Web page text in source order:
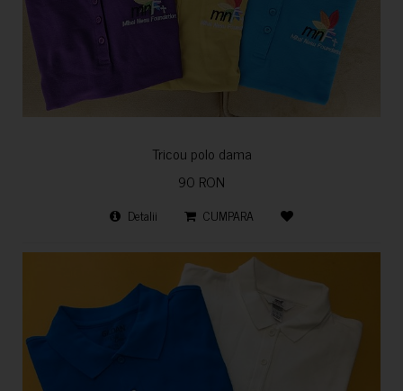
Tricou polo dama
90 RON
Detalii CUMPARA